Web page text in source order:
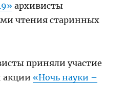
архивисты
чтения старинных
приняли участие
акции «Ночь науки –